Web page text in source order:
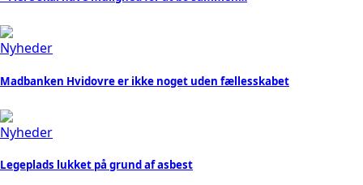
Nyheder
Madbanken Hvidovre er ikke noget uden fællesskabet
Nyheder
Legeplads lukket på grund af asbest